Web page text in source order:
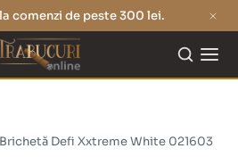
comenzi de peste 300 lei.
Defi Xxtreme White 021603